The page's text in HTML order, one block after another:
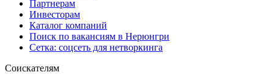
Партнерам
Инвесторам
Каталог компаний
Поиск по вакансиям в Нерюнгри
Сетка: соцсеть для нетворкинга
Соискателям